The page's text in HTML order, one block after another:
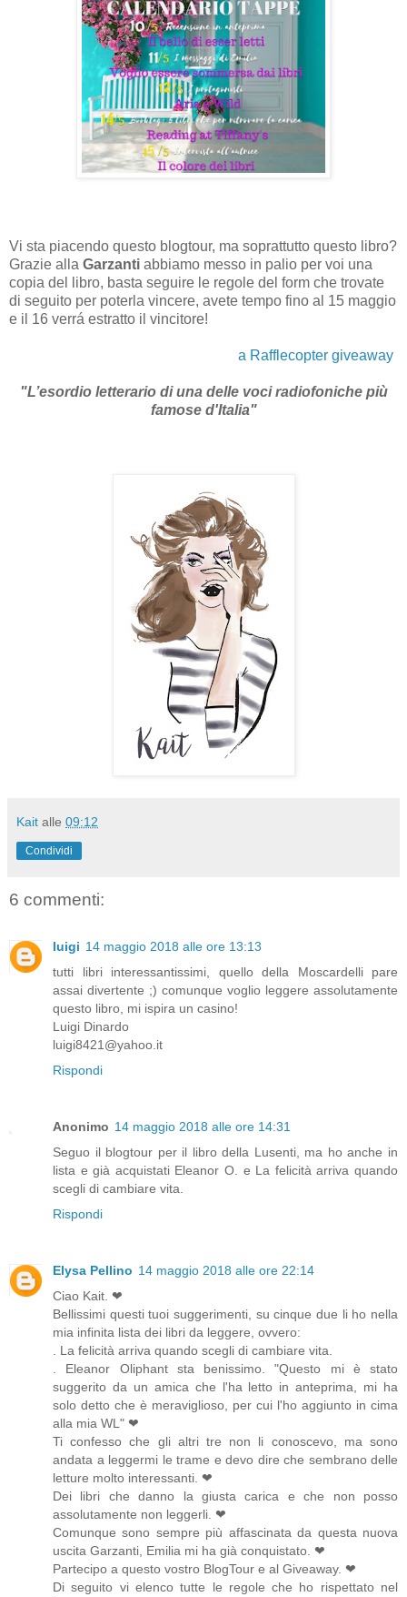
Vi sta piacendo questo blogtour, ma soprattutto questo libro?
Grazie alla Garzanti abbiamo messo in palio per voi una
copia del libro, basta seguire le regole del form che trovate
di seguito per poterla vincere, avete tempo fino al 15 maggio
e il 16 verrá estratto il vincitore!
a Rafflecopter giveaway
"L’esordio letterario di una delle voci radiofoniche più
famose d'Italia"
Kait alle 09:12
Condividi
6 commenti:
luigi 14 maggio 2018 alle ore 13:13
tutti libri interessantissimi, quello della Moscardelli pare
assai divertente ;) comunque voglio leggere assolutamente
questo libro, mi ispira un casino!
Luigi Dinardo
luigi8421@yahoo.it
Rispondi
Anonimo 14 maggio 2018 alle ore 14:31
Seguo il blogtour per il libro della Lusenti, ma ho anche in
lista e già acquistati Eleanor O. e La felicità arriva quando
scegli di cambiare vita.
Rispondi
Elysa Pellino 14 maggio 2018 alle ore 22:14
Ciao Kait. ❤
Bellissimi questi tuoi suggerimenti, su cinque due li ho nella
mia infinita lista dei libri da leggere, ovvero:
. La felicità arriva quando scegli di cambiare vita.
. Eleanor Oliphant sta benissimo. "Questo mi è stato
suggerito da un amica che l'ha letto in anteprima, mi ha
solo detto che è meraviglioso, per cui l'ho aggiunto in cima
alla mia WL" ❤
Ti confesso che gli altri tre non li conoscevo, ma sono
andata a leggermi le trame e devo dire che sembrano delle
letture molto interessanti. ❤
Dei libri che danno la giusta carica e che non posso
assolutamente non leggerli. ❤
Comunque sono sempre più affascinata da questa nuova
uscita Garzanti, Emilia mi ha già conquistato. ❤
Partecipo a questo vostro BlogTour e al Giveaway. ❤
Di seguito vi elenco tutte le regole che ho rispettato nel